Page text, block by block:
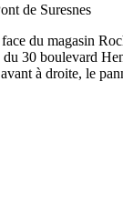
de Suresnes
du magasin
30 boulevard
à droite, le